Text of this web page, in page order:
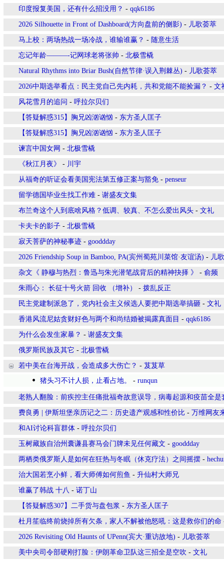
印度报复美国，还有什么招没用？ - qqk6186
2026 Silhouette in Front of Dashboard(方向盘前的侧影) - 儿歌荟萃
马上校：两场热战一场冷战，谁输谁赢？ - 随意生活
忘记年龄———-记网球老将张帅 - 北极雪橇
Natural Rhythms into Briar Bush(自然节律·误入荆棘丛) - 儿歌荟萃
2026中期选举看点：民主党自己先内耗，共和党能不能捡漏？ - 文
风花雪月的追问 - 呼拉尔贝们
【答疑解惑315】胸兄凶汹讻忷 - 东方圣人匡子
【答疑解惑315】胸兄凶汹讻忷 - 东方圣人匡子
谏言中国女网 - 北极雪橇
《秋江月夜》 - 川宇
从福奇的听证会看美国宪法第五修正案与豁免 - penseur
留学德国毕业生找工作难 - 谢盛友文集
布兰奇这个人到底啥风格？低调、较真、不怎么爱出风头 - 文礼
卡夫卡的影子 - 北极雪橇
寂天菩萨的神秘事迹 - gooddday
2026 Friendship Soup in Bamboo, PA(宾州蜀苑川菜馆·友谊汤) - 儿
杂文《 静穆与热烈：鲁迅与朱光潜笔战背后的精神抉择 》 - 俞频
朱雨心： 长征十号火箭 回收 （增补） - 拨乱反正
民主党建制派急了，党内社会主义候选人要把中期选举搞砸 - 文礼
香港风流尼姑贪财好色与两个和尚结婚被揭露真面目 - qqk6186
为什么会发生家暴？ - 谢盛友文集
俄罗斯民族及其它 - 北极雪橇
若中美在台海开战，会造成多大伤亡？ - 芨芨草
猪头习不计人损，止看占地。
- runqun
老熟人翻脸：前疾控主任痛批福奇故意误导，病毒起源和疫苗全是
费良勇 | 伊斯坦堡亲历记之二：历史遗产观感和性价比 - 万维网友
和AI讨论科盲群体 - 呼拉尔贝们
玉树藏族自治州囊谦县赛马会门牌未见任何藏文 - gooddday
两栖类俄罗斯人是如何在狂热与冬眠（休克疗法）之间摇摆 -
治大国若烹小鲜，看大师傅如何煎鱼 - 升仙村大师兄
谁赢了韩战 十八 - 诺丁山
【答疑解惑307】二手货与盘包浆 - 东方圣人匡子
杜月笙临终前烧掉所有欠条，家人不解被他怒吼：这是救你们的命
2026 Revisiting Old Haunts of UPenn(宾大·重访故地) - 儿歌荟萃
美中央司令部硬刚打脸：伊朗革命卫队这三招全是空吹 - 文礼